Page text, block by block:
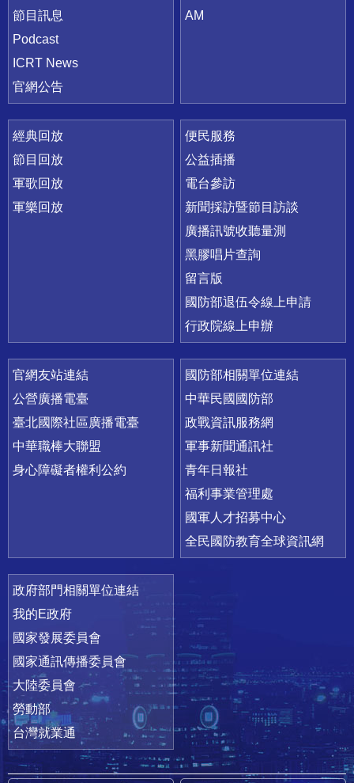
節目訊息
Podcast
ICRT News
官網公告
AM
經典回放
節目回放
軍歌回放
軍樂回放
便民服務
公益插播
電台參訪
新聞採訪暨節目訪談
廣播訊號收聽量測
黑膠唱片查詢
留言版
國防部退伍令線上申請
行政院線上申辦
官網友站連結
公營廣播電臺
臺北國際社區廣播電臺
中華職棒大聯盟
身心障礙者權利公約
國防部相關單位連結
中華民國國防部
政戰資訊服務網
軍事新聞通訊社
青年日報社
福利事業管理處
國軍人才招募中心
全民國防教育全球資訊網
政府部門相關單位連結
我的E政府
國家發展委員會
國家通訊傳播委員會
大陸委員會
勞動部
台灣就業通